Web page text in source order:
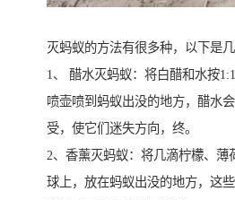
灭蚂蚁的方法有很多种，以下是几
1、 醋水灭蚂蚁：将白醋和水按
喷壶喷到蚂蚁出没的地方，醋水
受，使它们迷失方向，终。
2、香薰灭蚂蚁：将几滴柠檬、薄
球上，放在蚂蚁出没的地方，这